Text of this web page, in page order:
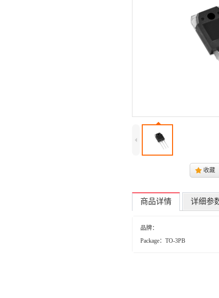
4
. 收藏
商品详情 详细参
品牌：
Package：TO-3PB